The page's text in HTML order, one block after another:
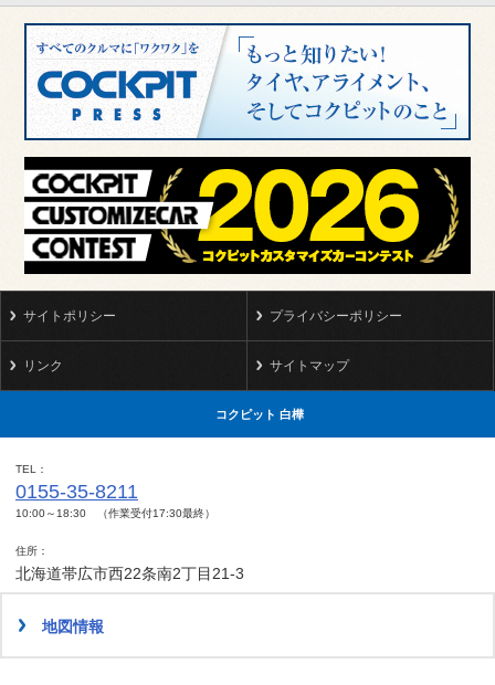
サイトポリシー プライバシーポリシー
リンク サイトマップ
コクピット 白樺
TEL
0155-35-8211
10:00～18:30 （作業受付17:30最終）
住所
北海道帯広市西22条南2丁目21-3
地図情報